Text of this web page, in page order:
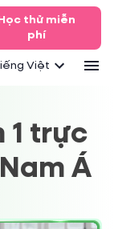
Học thử miễn
phí
Việt
1 trực
Á